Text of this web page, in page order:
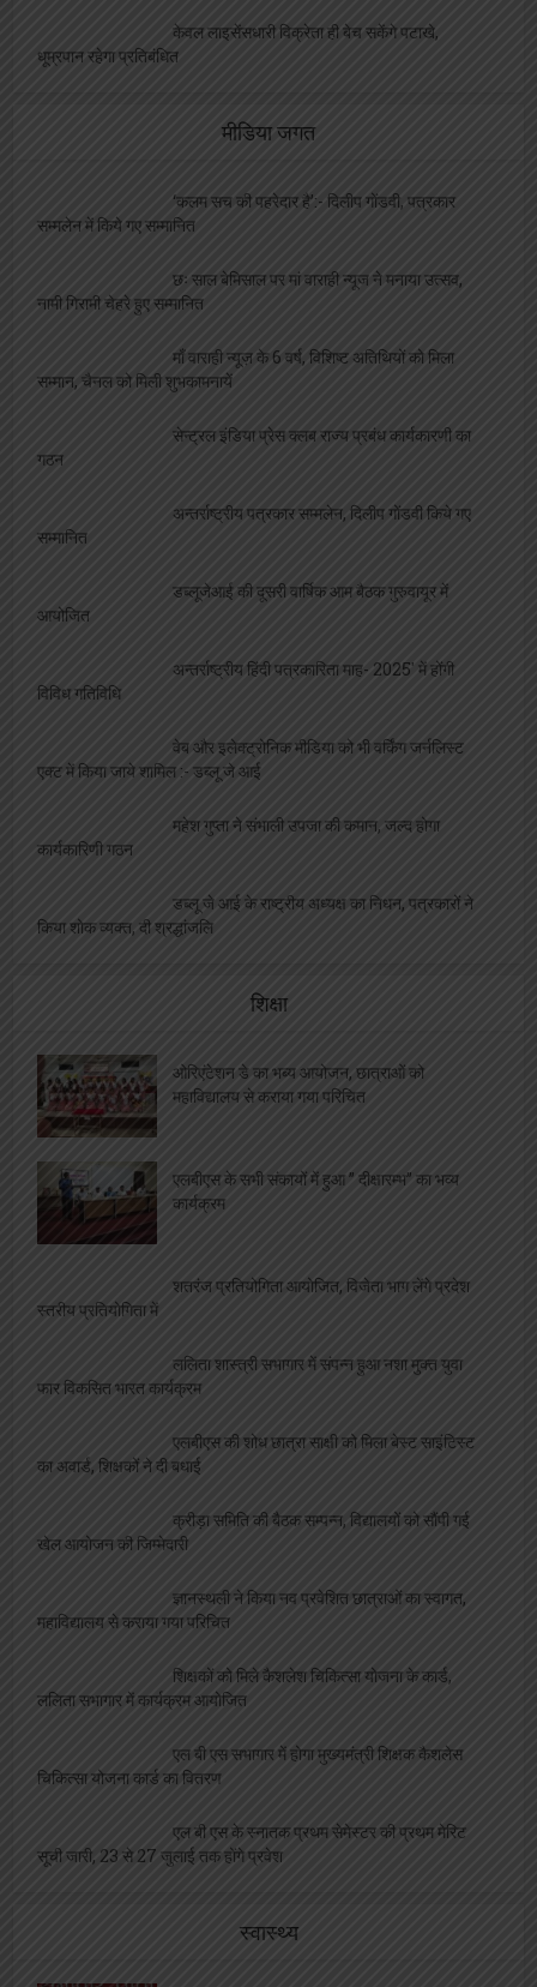
केवल लाइसेंसधारी विक्रेता ही बेच सकेंगे पटाखे,
धूम्रपान रहेगा प्रतिबंधित
मीडिया जगत
‘कलम सच की पहरेदार है’:- दिलीप गोंडवी, पत्रकार
सम्मलेन में किये गए सम्मानित
छः साल बेमिसाल पर मां वाराही न्यूज ने मनाया उत्सव,
नामी गिरामी चेहरे हुए सम्मानित
माँ वाराही न्यूज़ के 6 वर्ष, विशिष्ट अतिथियों को मिला
सम्मान, चैनल को मिली शुभकामनायें
सेन्ट्रल इंडिया प्रेस क्लब राज्य प्रबंध कार्यकारणी का
गठन
अन्तर्राष्ट्रीय पत्रकार सम्मलेन, दिलीप गोंडवी किये गए
सम्मानित
डब्लूजेआई की दूसरी वार्षिक आम बैठक गुरुवायूर में
आयोजित
अन्तर्राष्ट्रीय हिंदी पत्रकारिता माह- 2025′ में होंगी
विविध गतिविधि
वेब और इलेक्ट्रोनिक मीडिया को भी वर्किंग जर्नलिस्ट
एक्ट में किया जाये शामिल :- डब्लू जे आई
महेश गुप्ता ने संभाली उपजा की कमान, जल्द होगा
कार्यकारिणी गठन
डब्लू जे आई के राष्ट्रीय अध्यक्ष का निधन, पत्रकारों ने
किया शोक व्यक्त, दी श्रद्धांजलि
शिक्षा
ओरिएंटेशन डे का भब्य आयोजन, छात्राओं को
महाविद्यालय से कराया गया परिचित
एलबीएस के सभी संकायों में हुआ ” दीक्षारम्भ” का भव्य
कार्यक्रम
शतरंज प्रतियोगिता आयोजित, विजेता भाग लेंगे प्रदेश
स्तरीय प्रतियोगिता में
ललिता शास्त्री सभागार में संपन्न हुआ नशा मुक्त युवा
फार विकसित भारत कार्यक्रम
एलबीएस की शोध छात्रा साक्षी को मिला बेस्ट साइंटिस्ट
का अवार्ड, शिक्षकों ने दी बधाई
क्रीड़ा समिति की बैठक सम्पन्न, विद्यालयों को सौंपी गई
खेल आयोजन की जिम्मेदारी
ज्ञानस्थली ने किया नव प्रवेशित छात्राओं का स्वागत,
महाविद्यालय से कराया गया परिचित
शिक्षकों को मिले कैशलेश चिकित्सा योजना के कार्ड,
ललिता सभागार में कार्यक्रम आयोजित
एल बी एस सभागार में होगा मुख्यमंत्री शिक्षक कैशलेस
चिकित्सा योजना कार्ड का वितरण
एल बी एस के स्नातक प्रथम सेमेस्टर की प्रथम मेरिट
सूची जारी, 23 से 27 जुलाई तक होंगे प्रवेश
स्वास्थ्य